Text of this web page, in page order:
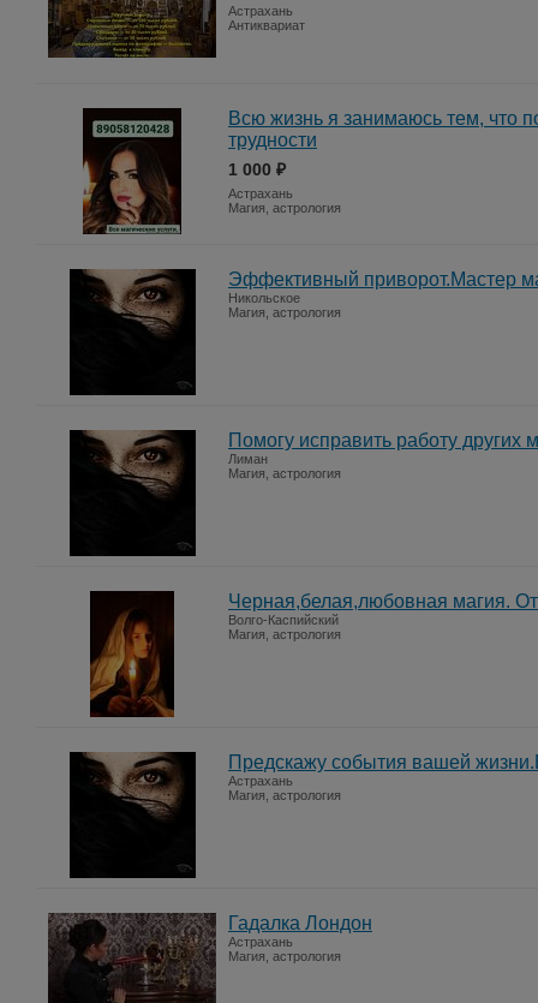
Астрахань
Антиквариат
Всю жизнь я занимаюсь тем, что
трудности
1 000 ₽
Астрахань
Магия, астрология
Эффективный приворот.Мастер
Никольское
Магия, астрология
Помогу исправить работу других
Лиман
Магия, астрология
Черная,белая,любовная магия.
Волго-Каспийский
Магия, астрология
Предскажу события вашей
Астрахань
Магия, астрология
Гадалка Лондон
Астрахань
Магия, астрология